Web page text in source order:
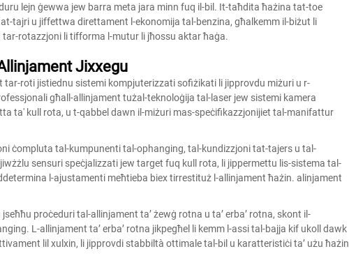
lejn ġewwa jew barra meta jara minn fuq il-bil. It-taħdita ħażina tat-toe
tajri u jiffettwa direttament l-ekonomija tal-benzina, għalkemm il-biżut li
rotazzjoni li tifforma l-mutur li jħossu aktar ħaġa.
Jixxegu
roti jistiednu sistemi kompjuterizzati sofiżikati li jipprovdu miżuri u r-
għall-allinjament tużal-teknoloġija tal-laser jew sistemi kamera
ta' kull rota, u t-qabbel dawn il-miżuri mas-speċifikazzjonijiet tal-manifattur
ċompluta tal-kumpunenti tal-ophanging, tal-kundizzjoni tat-tajers u tal-
sensuri speċjalizzati jew target fuq kull rota, li jippermettu lis-sistema tal-
l-ajustamenti meħtieba biex tirrestituż l-allinjament ħażin. alinjament
proċeduri tal-allinjament ta’ żewġ rotna u ta’ erba’ rotna, skont il-
L-allinjament ta’ erba’ rotna jikpegħel li kemm l-assi tal-bajja kif ukoll dawk
lil xulxin, li jipprovdi stabbiltà ottimale tal-bil u karatteristiċi ta’ użu ħażin